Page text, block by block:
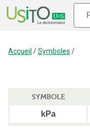
Accueil /Symboles /
SYMBOLE
kPa